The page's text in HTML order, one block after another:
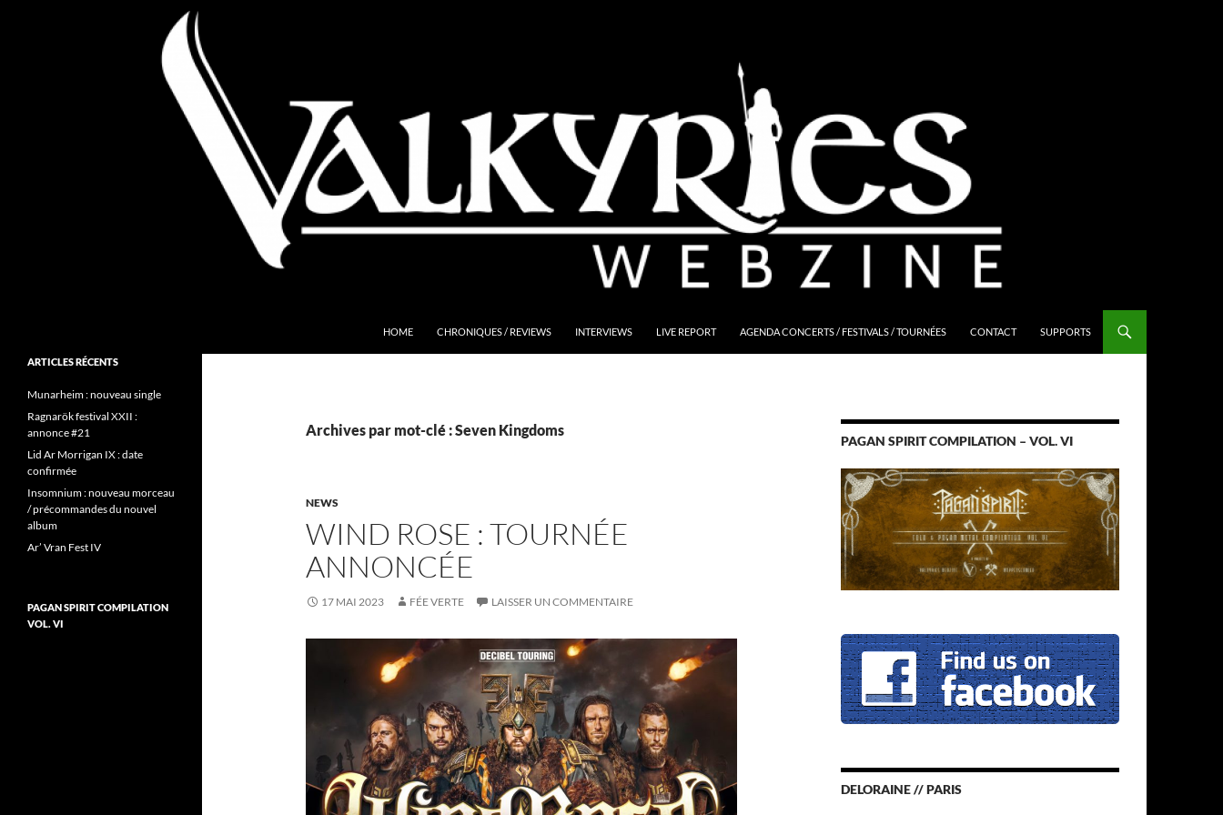
HOME CHRONIQUES / REVIEWS INTERVIEWS LIVE REPORT AGENDA CONCERTS / FESTIVALS / TOURNÉES CONTACT SUPPORTS
Archives par mot-clé : Seven Kingdoms
NEWS
WIND ROSE : TOURNÉE
ANNONCÉE
17 MAI 2023 FÉE VERTE LAISSER UN COMMENTAIRE
PAGAN SPIRIT COMPILATION – VOL. VI
DELORAINE // PARIS
Folk Pagan Webzine
ARTICLES RÉCENTS
Munarheim : nouveau single
Ragnarök festival XXII :
annonce #21
Lid Ar Morrigan IX : date
confirmée
Insomnium : nouveau morceau
/ précommandes du nouvel
album
Ar’ Vran Fest IV
PAGAN SPIRIT COMPILATION
VOL. VI